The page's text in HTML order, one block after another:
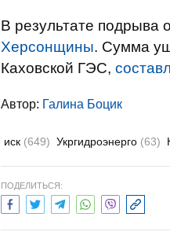
В результате подрыва
Херсонщины. Сумма
Каховской ГЭС,
Автор: Галина Боцик
иск (649) Укргидроэнерго (63)
ПОДЕЛИТЬСЯ: